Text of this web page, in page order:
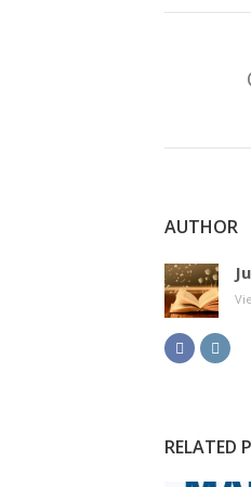
AUTHOR
RELATED